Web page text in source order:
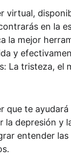
virtual,
en la
la mejor
y
La tristeza, el
que te
la depresión y
entender